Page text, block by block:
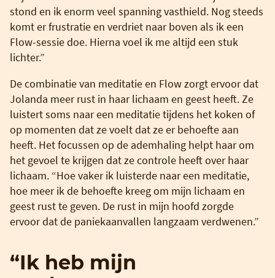
stond en ik enorm veel spanning vasthield. Nog steeds
komt er frustratie en verdriet naar boven als ik een
Flow-sessie doe. Hierna voel ik me altijd een stuk
lichter.”
De combinatie van meditatie en Flow zorgt ervoor dat
Jolanda meer rust in haar lichaam en geest heeft. Ze
luistert soms naar een meditatie tijdens het koken of
op momenten dat ze voelt dat ze er behoefte aan
heeft. Het focussen op de ademhaling helpt haar om
het gevoel te krijgen dat ze controle heeft over haar
lichaam. “Hoe vaker ik luisterde naar een meditatie,
hoe meer ik de behoefte kreeg om mijn lichaam en
geest rust te geven. De rust in mijn hoofd zorgde
ervoor dat de paniekaanvallen langzaam verdwenen.”
“Ik heb mijn